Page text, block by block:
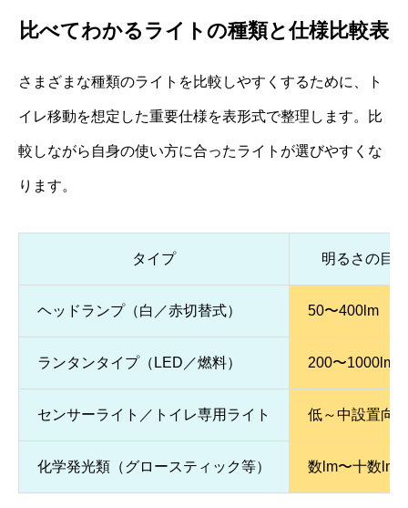
比べてわかるライトの種類と仕様比較表
さまざまな種類のライトを比較しやすくするために、ト
イレ移動を想定した重要仕様を表形式で整理します。比
較しながら自身の使い方に合ったライトが選びやすくな
ります。
タイプ 明るさの目
ヘッドランプ（白／赤切替式） 50〜400lm
ランタンタイプ（LED／燃料） 200〜1000lm
センサーライト／トイレ専用ライト 低～中設置向
化学発光類（グロースティック等） 数lm〜十数lm